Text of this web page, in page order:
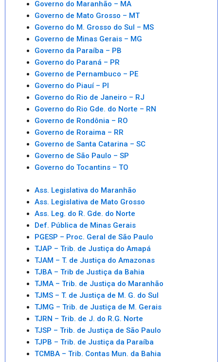
Governo do Maranhão – MA
Governo de Mato Grosso – MT
Governo do M. Grosso do Sul – MS
Governo de Minas Gerais – MG
Governo da Paraíba – PB
Governo do Paraná – PR
Governo de Pernambuco – PE
Governo do Piauí – PI
Governo do Rio de Janeiro – RJ
Governo do Rio Gde. do Norte – RN
Governo de Rondônia – RO
Governo de Roraima – RR
Governo de Santa Catarina – SC
Governo de São Paulo – SP
Governo do Tocantins – TO
Ass. Legislativa do Maranhão
Ass. Legislativa de Mato Grosso
Ass. Leg. do R. Gde. do Norte
Def. Pública de Minas Gerais
PGESP – Proc. Geral de São Paulo
TJAP – Trib. de Justiça do Amapá
TJAM – T. de Justiça do Amazonas
TJBA – Trib de Justiça da Bahia
TJMA – Trib. de Justiça do Maranhão
TJMS – T. de Justiça de M. G. do Sul
TJMG – Trib. de Justiça de M. Gerais
TJRN – Trib. de J. do R.G. Norte
TJSP – Trib. de Justiça de São Paulo
TJPB – Trib. de Justiça da Paraíba
TCMBA – Trib. Contas Mun. da Bahia